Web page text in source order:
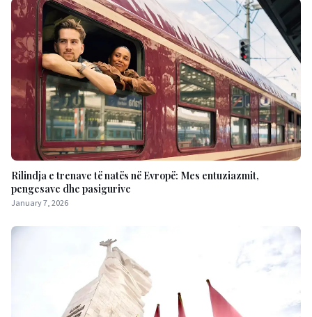
Rilindja e trenave të natës në Evropë: Mes entuziazmit,
pengesave dhe pasigurive
January 7, 2026